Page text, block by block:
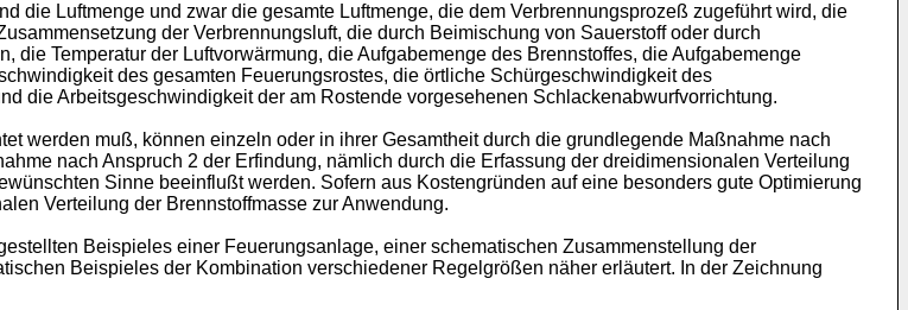
die Luftmenge und zwar die gesamte Luftmenge, die dem Verbrennungsprozeß zugeführt wird, die
der Verbrennungsluft, die durch Beimischung von Sauerstoff oder durch
Temperatur der Luftvorwärmung, die Aufgabemenge des Brennstoffes, die Aufgabemenge
des gesamten Feuerungsrostes, die örtliche Schürgeschwindigkeit des
die Arbeitsgeschwindigkeit der am Rostende vorgesehenen Schlackenabwurfvorrichtung.
werden muß, können einzeln oder in ihrer Gesamtheit durch die grundlegende Maßnahme nach
nach Anspruch 2 der Erfindung, nämlich durch die Erfassung der dreidimensionalen Verteilung
Sinne beeinflußt werden. Sofern aus Kostengründen auf eine besonders gute Optimierung
Verteilung der Brennstoffmasse zur Anwendung.
Beispieles einer Feuerungsanlage, einer schematischen Zusammenstellung der
Beispieles der Kombination verschiedener Regelgrößen näher erläutert. In der Zeichnung